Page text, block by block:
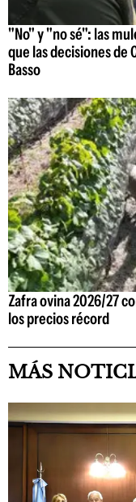
"No" y "no sé": las
que las decisiones de
Basso
Zafra ovina 2026/27
los precios récord
MÁS